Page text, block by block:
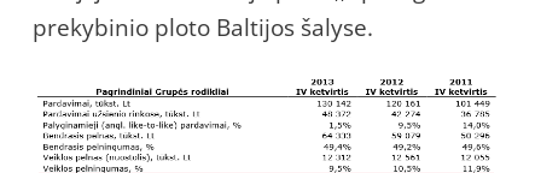
prekybinio ploto Baltijos šalyse.